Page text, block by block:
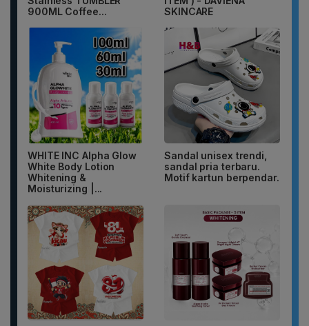
900ML Coffee...
SKINCARE
WHITE INC Alpha Glow
White Body Lotion
Whitening &
Moisturizing |...
Sandal unisex trendi,
sandal pria terbaru.
Motif kartun berpendar.